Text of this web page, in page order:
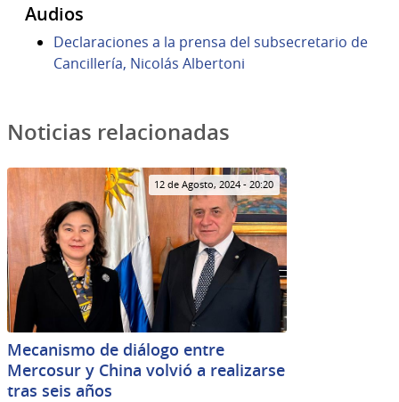
Audios
Declaraciones a la prensa del subsecretario de
Cancillería, Nicolás Albertoni
Noticias relacionadas
12 de Agosto, 2024 - 20:20
Mecanismo de diálogo entre
Mercosur y China volvió a realizarse
tras seis años